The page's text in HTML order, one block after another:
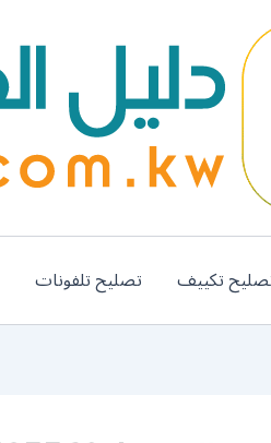
تكييف تصليح تلفونات